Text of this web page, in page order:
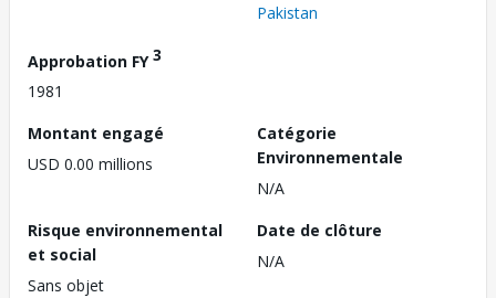
Pakistan
Approbation FY3
1981
Montant engagé
USD 0.00 millions
Catégorie
Environnementale
N/A
Risque environnemental
et social
Sans objet
Date de clôture
N/A